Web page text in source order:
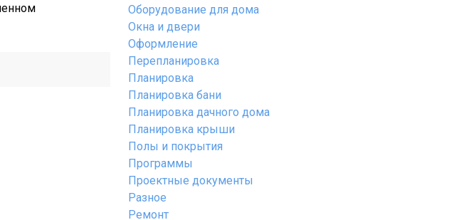
Оборудование для дома
Окна и двери
Оформление
Перепланировка
Планировка
Планировка бани
Планировка дачного дома
Планировка крыши
Полы и покрытия
Программы
Проектные документы
Разное
Ремонт